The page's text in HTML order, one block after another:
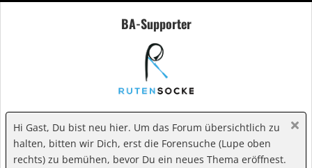
BA-Supporter
Hi Gast, Du bist neu hier. Um das Forum übersichtlich zu
halten, bitten wir Dich, erst die Forensuche (Lupe oben
rechts) zu bemühen, bevor Du ein neues Thema eröffnest.